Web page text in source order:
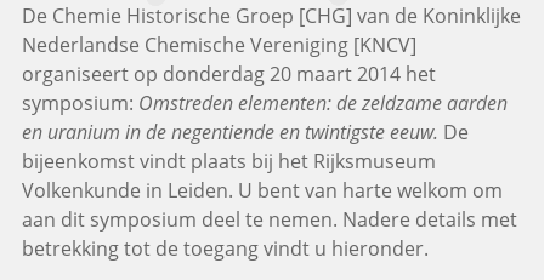
De Chemie Historische Groep [CHG] van de Koninklijke
Nederlandse Chemische Vereniging [KNCV]
organiseert op donderdag 20 maart 2014 het
symposium: Omstreden elementen: de zeldzame aarden
en uranium in de negentiende en twintigste eeuw. De
bijeenkomst vindt plaats bij het Rijksmuseum
Volkenkunde in Leiden. U bent van harte welkom om
aan dit symposium deel te nemen. Nadere details met
betrekking tot de toegang vindt u hieronder.